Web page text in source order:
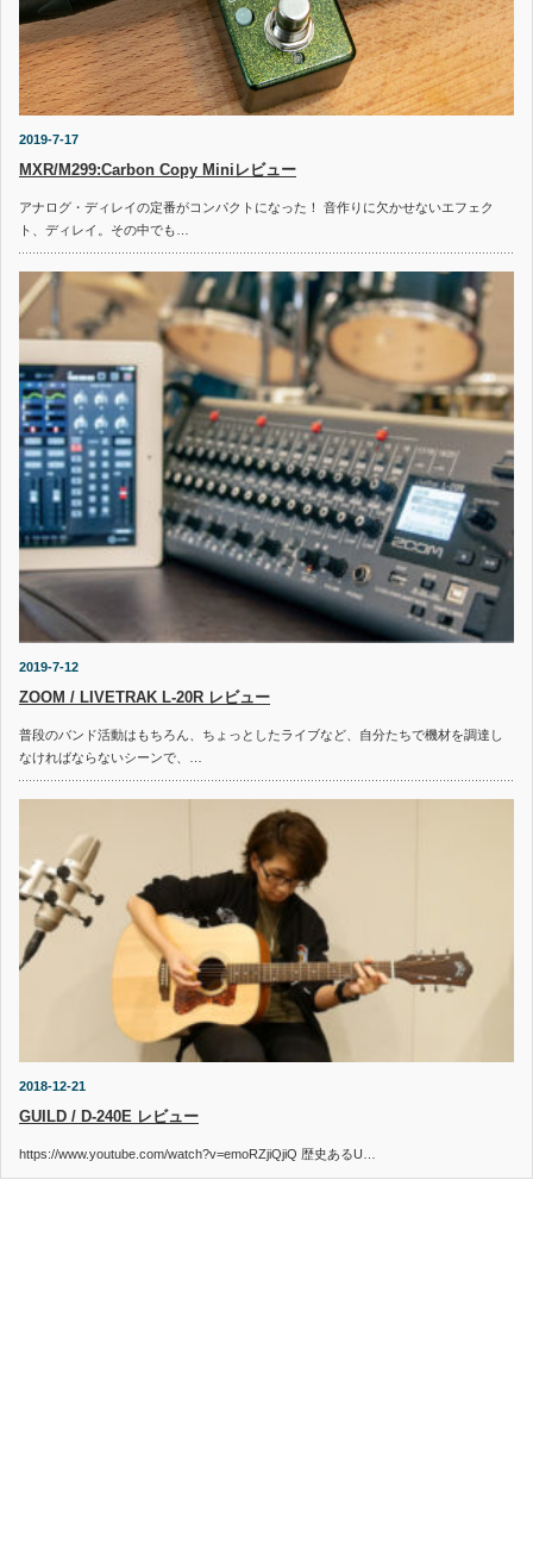
2019-7-17
MXR/M299:Carbon Copy Miniレビュー
アナログ・ディレイの定番がコンパクトになった！ 音作りに欠かせないエフェク
ト、ディレイ。その中でも…
2019-7-12
ZOOM / LIVETRAK L-20R レビュー
普段のバンド活動はもちろん、ちょっとしたライブなど、自分たちで機材を調達し
なければならないシーンで、…
2018-12-21
GUILD / D-240E レビュー
https://www.youtube.com/watch?v=emoRZjiQjiQ 歴史あるU…